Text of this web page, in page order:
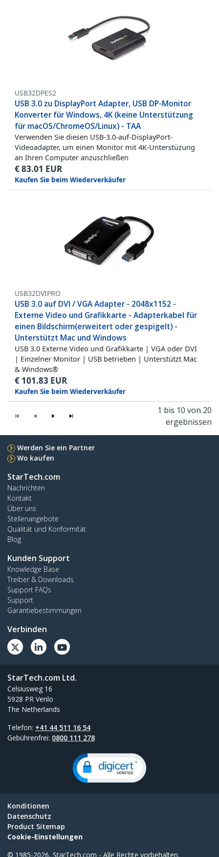
USB32DPES2
USB 3.0 zu DisplayPort Adapter, USB DP-Monitor
Konverter für Windows, 4K (keine Unterstützung
für macOS/ChromeOS/Linux) - TAA
Verwenden Sie diesen USB-3.0-auf-DisplayPort-
Videoadapter, um einen Monitor mit 4K-Unterstüzung
an Ihren Computer anzuschließen
€83.01 EUR
Kaufen Sie beim Wiederverkäufer
USB32DVIPRO
USB 3.0 auf DVI / VGA Adapter - 2048x1152 -
Externe Video und Grafikkarte - Adapterkabel für
einen Bildschirm(erweitert oder gespigelt) -
Unterstützt Mac und Windows
USB 3.0 Externe Video und Grafikkarte | VGA oder DVI
| Einzelner Monitor | USB betrieben | Unterstützt Mac
& Windows®
€ 101.83 EUR
Kaufen Sie beim Wiederverkäufer
1 bis 10 von 20
ergebnissen
Werden Sie ein Partner
Wo kaufen
StarTech.com
Nachrichten
Kontakt
Über uns
Stellenangebote
Qualität und Konformität
Blog
Kunden Support
Knowledge Base
Treiber & Downloads
Support FAQs
Support
Garantiebestimmungen
Verbinden
StarTech.com Ltd.
Celsiusweg 16
5928 PR Venlo
The Netherlands
Telefon: +41 44 511 16 54
Gebührenfrei: 0800 111 278
Konditionen
Datenschutz
Product Sitemap
Cookie-Einstellungen
© 1985-2026, StarTech.com - Alle Rechte vorbehalten.